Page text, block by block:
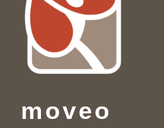
moveo